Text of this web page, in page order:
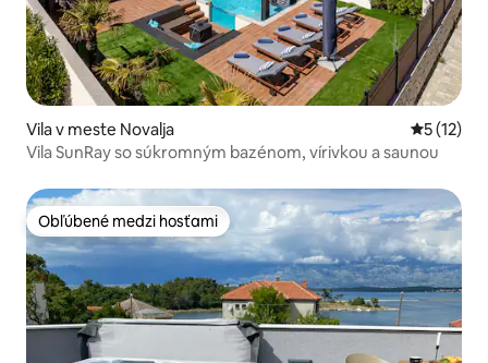
Vila v meste Novalja
5 (12)
Vila SunRay so súkromným bazénom, vírivkou a saunou
Obľúbené medzi hosťami
Obľúbené medzi hosťami